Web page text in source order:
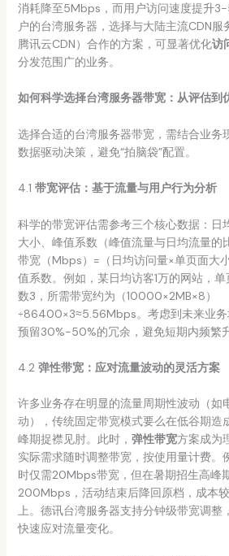
消耗降至5Mbps，而用户访问速度提升
户的台湾服务器，选择与大陆主流CDN服
腾讯云CDN）合作的方案，可显著优化访
分发范围广的业务。
如何科学选择台湾服务器带宽：从评估到
选择合适的台湾服务器带宽，需结合业务
数据驱动决策，避免“拍脑袋”配置。
4.1 带宽评估：基于流量与用户行为分析
科学的带宽评估需参考三个核心数据：日
大小、峰值系数（峰值流量与日均流量的
带宽（Mbps）=（日均访问量×单页面
值系数。例如，某日均访客1万的网站，
数3，所需带宽约为（10000×2MB×8）
÷86400×3≈5.56Mbps。考虑到未来业务
预留30%-50%的冗余，避免短期内频繁升
4.2 弹性带宽：应对流量波动的灵活方案
许多业务存在明显的流量周期性波动（如
动），传统固定带宽模式要么在低谷期造
峰期捉襟见肘。此时， 弹性带宽方案成为
实际需求随时调整带宽，按使用量计费。
时仅需20Mbps带宽，但在暑期招生高峰
200Mbps，活动结束后降回原档，成本
上。德讯台湾服务器支持分钟级带宽调整
快速应对流量变化。